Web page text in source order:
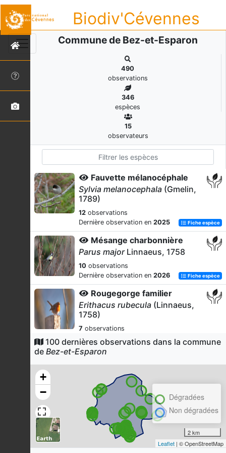
Biodiv'Cévennes
Commune de Bez-et-Esparon
490
observations
346
espèces
15
observateurs
Fauvette mélanocéphale
Sylvia melanocephala (Gmelin,
1789)
12 observations
Dernière observation en 2025 Fiche espèce
Mésange charbonnière
Parus majorLinnaeus, 1758
10 observations
Dernière observation en 2026 Fiche espèce
Rougegorge familier
Erithacus rubecula (Linnaeus,
1758)
7 observations
Dernière observation en
2025
Fauvette à tête noire
Sylvia atricapilla(Linnaeus,
observations
Dernière observation en2025 Fiche espèce
Buse variable
Buteo buteo
(Linnaeus, 1758)
100 dernières observations dans la commune
de Bez-et-Esparon
+
−
Dégradées
Non dégradées
2 km
Leaflet | © OpenStreetMap